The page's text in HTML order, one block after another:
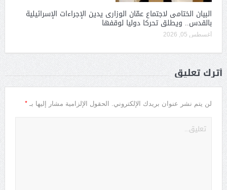
البيان الختامى لاجتماع عمّان الوزارى يدين الإجراءات الإسرائيلية
بالقدس.. ويطلق تحركا دوليا لوقفها
أغسطس 05, 2026
أترك تعليق
لن يتم نشر عنوان بريدك الإلكتروني. الحقول الإلزامية مشار إليها بـ *